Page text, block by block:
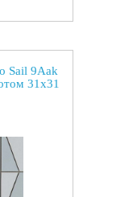
Sail 9Aak
31x31